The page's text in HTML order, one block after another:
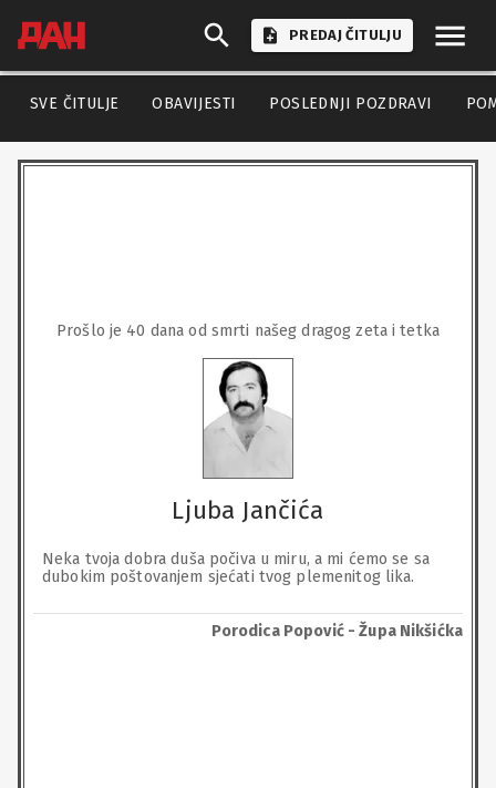
PREDAJ ČITULJU
SVE ČITULJE OBAVIJESTI POSLEDNJI POZDRAVI
Prošlo je 40 dana od smrti našeg dragog zeta i tetka
Ljuba Jančića
Neka tvoja dobra duša počiva u miru, a mi ćemo se sa
dubokim poštovanjem sjećati tvog plemenitog lika.
Porodica Popović - Župa Nikšićka